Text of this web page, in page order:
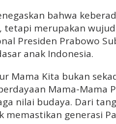
bahwa
tetapi merupakan
Presiden Prabowo
anak Indonesia.
Mama Kita bukan
Mama-Mama
nilai budaya. Dari
memastikan generasi